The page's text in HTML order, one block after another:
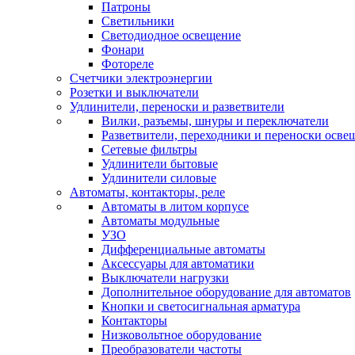
Патроны
Светильники
Светодиодное освещение
Фонари
Фотореле
Счетчики электроэнергии
Розетки и выключатели
Удлинители, переноски и разветвители
Вилки, разъемы, шнуры и переключатели
Разветвители, переходники и переноски
Сетевые фильтры
Удлинители бытовые
Удлинители силовые
Автоматы, контакторы, реле
Автоматы в литом корпусе
Автоматы модульные
УЗО
Дифференциальные автоматы
Аксессуары для автоматики
Выключатели нагрузки
Дополнительное оборудование для автоматов
Кнопки и светосигнальная арматура
Контакторы
Низковольтное оборудование
Преобразователи частоты